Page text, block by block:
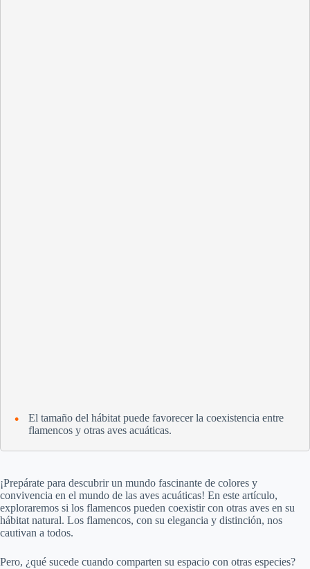
El tamaño del hábitat puede favorecer la coexistencia entre
flamencos y otras aves acuáticas.
¡Prepárate para descubrir un mundo fascinante de colores y
convivencia en el mundo de las aves acuáticas! En este artículo,
exploraremos si los flamencos pueden coexistir con otras aves en su
hábitat natural. Los flamencos, con su elegancia y distinción, nos
cautivan a todos.
Pero, ¿qué sucede cuando comparten su espacio con otras especies?